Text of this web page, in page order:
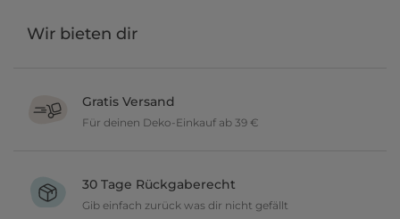
Wir bieten dir
Gratis Versand
Für deinen Deko-Einkauf ab 39 €
30 Tage Rückgaberecht
Gib einfach zurück was dir nicht gefällt